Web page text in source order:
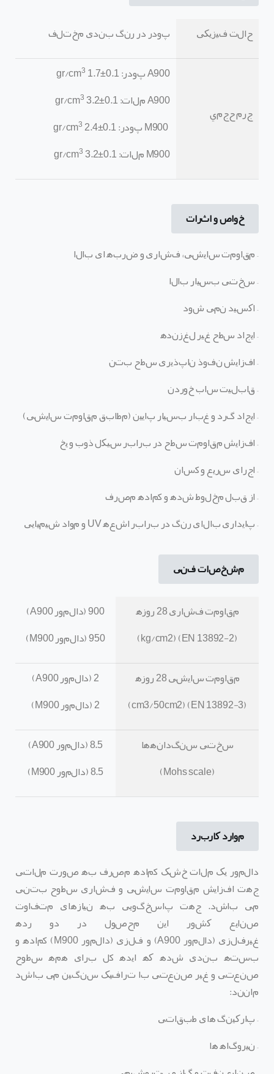
حالت فیزیکی پودر در رنگبندی مختلف
جرم حجمي
A900 پودر: gr/cm3 1.7±0.1
A900 ملات:
gr/cm3 3.2±0.1
M900 پودر:
gr/cm3 2.4±0.1
M900 ملات:
gr/cm3 3.2±0.1
خواص و اثرات
–مقاومت سایشی، فشاری و ضربهای بالا
–سختی بسیار بالا
–اکسید نمی شود
–ایجاد سطح غیر لغزنده
–افزایش نفوذ ناپذیری سطح بتن
–قابلیت ساب خوردن
–ایجاد گرد و غبار بسیار پایین(مطابق مقاومت سایشی)
–افزایش مقاومت سطح در برابر سیکل ذوب و یخ
–اجرای سریع و آسان
–از قبل مخلوط شده و آماده مصرف
–پایداری بالای رنگ در برابر اشعهUV و مواد شیمیایی
مشخصات فنی
مقاومت فشاری28 روزه
(EN 13892-2) (kg/cm2)
900 ( دالمورA900)
950 ( دالمورM900)
مقاومت سایشی28 روزه
(EN 13892-3) (cm3/50cm2)
2 ( دالمورA900)
2 ( دالمورM900)
سختی سنگدانهها
(Mohs scale)
8.5 ( دالمور A900)
8.5 ( دالمور M900)
موارد کاربرد
دالمور یک ملات خشک آماده مصرف به صورت ملاتی
جهت افزایش مقاومت سایشی و فشاری سطوح بتنی
می باشد.جهت پاسخگویی به نیازهای متفاوت
صنایع کشور این محصول در دو رده
غیرفلزی (دالمورA900) و فلزی (دالمورM900) آماده و
بسته بندی شده که ایده آل برای همه سطوح
صنعتی و غیر صنعتی با ترافیک سنگین می باشد
مانند:
–پارکینگهای طبقاتی
–نیروگاه­ها